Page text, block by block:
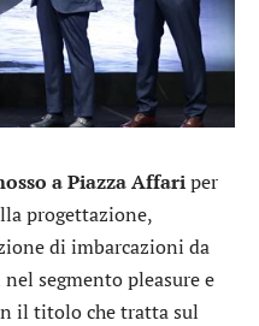
a Piazza Affariper
progettazione,
di imbarcazioni da
segmento pleasure e
il titolo che tratta sul